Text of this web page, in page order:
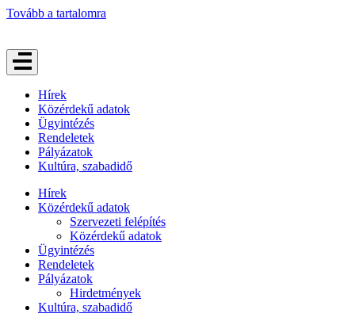
Tovább a tartalomra
Hírek
Közérdekű adatok
Ügyintézés
Rendeletek
Pályázatok
Kultúra, szabadidő
Hírek
Közérdekű adatok
Szervezeti felépítés
Közérdekű adatok
Ügyintézés
Rendeletek
Pályázatok
Hirdetmények
Kultúra, szabadidő